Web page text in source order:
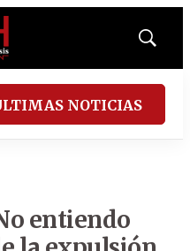
Mostrar
NOTICIAS
entiendo